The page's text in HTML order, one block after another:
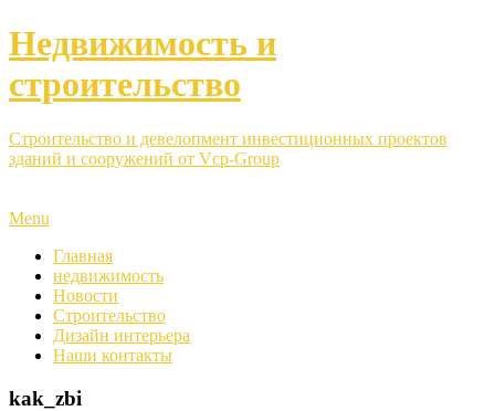
Недвижимость и
строительство
Строительство и девелопмент инвестиционных проектов
зданий и сооружений от Vcp-Group
Menu
Главная
недвижимость
Новости
Строительство
Дизайн интерьера
Наши контакты
kak_zbi